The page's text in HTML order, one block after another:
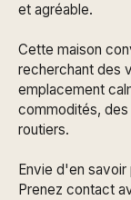
et agréable.
Cette maison
recherchant des
emplacement
commodités,
routiers.
Envie d'en savoir
Prenez contact